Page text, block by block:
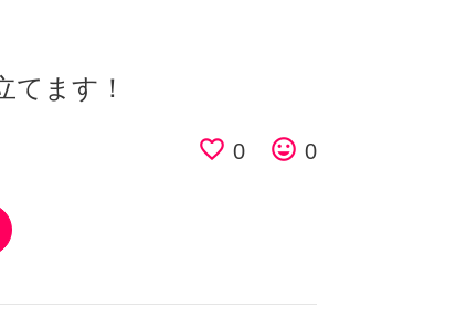
てます！
favorite_border 0 tag_faces 0